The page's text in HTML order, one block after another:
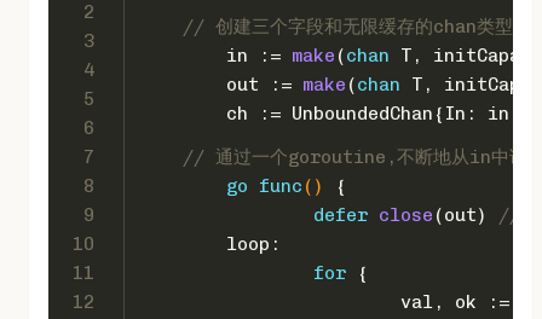
2
3
4
5
6
7
8
9
10
11
12
// 创建三个字段和无限缓存的chan类型
	in :=
make (chan T,
	out :=
make (chan T,
ch := UnboundedChan{In: in,
// 通过一个goroutine,不断地从in中读
go
func ()
{
defer close (out)
// in
	loop:
for {
val, ok :=